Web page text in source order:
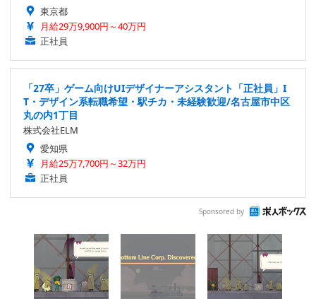
東京都
月給29万9,900円～40万円
正社員
「27卒」ゲーム向けUIデザイナーアシスタント「正社員」I
T・デザイン系転職希望・駅チカ・未経験歓迎/名古屋市中区
丸の内1丁目
株式会社ELM
愛知県
月給25万7,700円～32万円
正社員
Sponsored by